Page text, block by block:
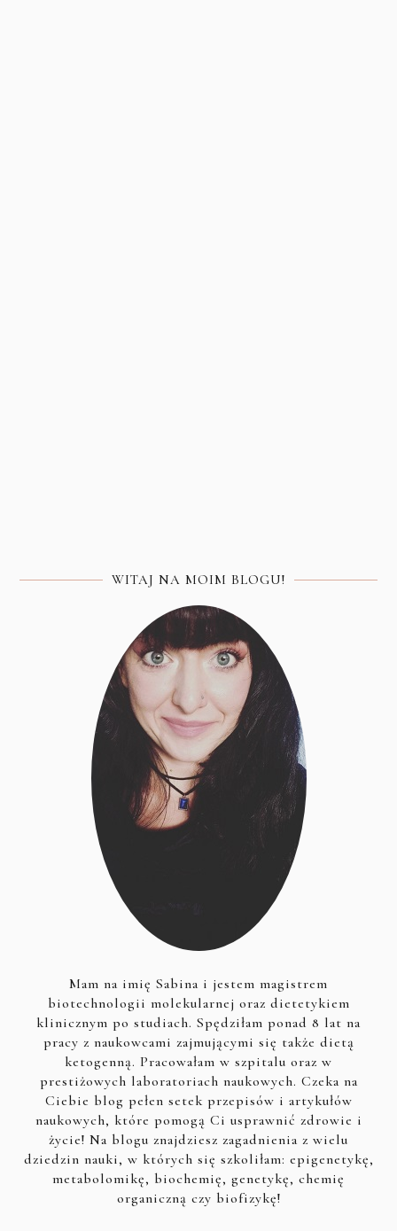
WITAJ NA MOIM BLOGU!
Mam na imię Sabina i jestem magistrem
biotechnologii molekularnej oraz dietetykiem
klinicznym po studiach. Spędziłam ponad 8 lat na
pracy z naukowcami zajmującymi się także dietą
ketogenną. Pracowałam w szpitalu oraz w
prestiżowych laboratoriach naukowych. Czeka na
Ciebie blog pełen setek przepisów i artykułów
naukowych, które pomogą Ci usprawnić zdrowie i
życie! Na blogu znajdziesz zagadnienia z wielu
dziedzin nauki, w których się szkoliłam: epigenetykę,
metabolomikę, biochemię, genetykę, chemię
organiczną czy biofizykę!